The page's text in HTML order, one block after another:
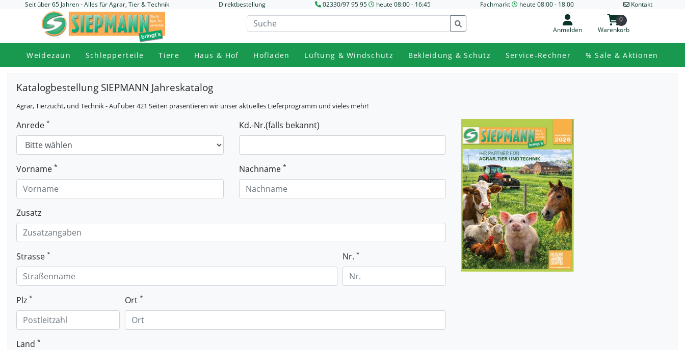
Seit über 65 Jahren - Alles für Agrar, Tier & Technik Direktbestellung 02330/97 95 95 heute 08:00 - 16:45 Fachmarkt heute 08:00 - 18:00 Kontakt
Anmelden Warenkorb
0
Weidezaun Schlepperteile Tiere Haus & Hof Hofladen Lüftung & Windschutz Bekleidung & Schutz Service-Rechner % Sale & Aktionen
Katalogbestellung SIEPMANN Jahreskatalog
Agrar, Tierzucht, und Technik - Auf über 421 Seiten präsentieren wir unser aktuelles Lieferprogramm und vieles mehr!
Anrede * Kd.-Nr.(falls bekannt)
Vorname * Nachname *
Zusatz
Strasse * Nr. *
Plz * Ort*
Land *